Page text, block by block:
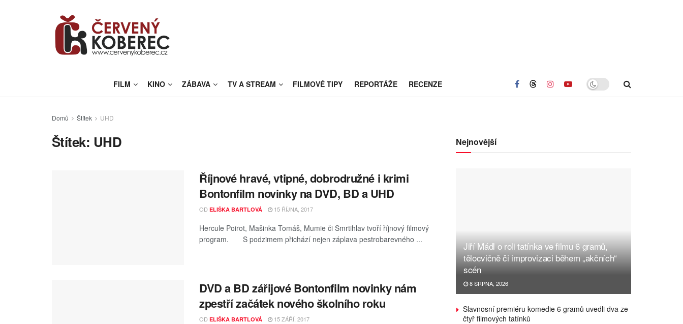
FILM KINO ZÁBAVA TV A STREAM FILMOVÉ TIPY REPORTÁŽE RECENZE
Domů Štítek UHD
Štítek: UHD
Říjnové hravé, vtipné, dobrodružné i krimi
Bontonfilm novinky na DVD, BD a UHD
OD ELIŠKA BARTLOVÁ 15 ŘÍJNA, 2017
Hercule Poirot, Mašinka Tomáš, Mumie či Smrtihlav tvoří říjnový filmový
program. S podzimem přichází nejen záplava pestrobarevného ...
DVD a BD zářijové Bontonfilm novinky nám
zpestří začátek nového školního roku
OD ELIŠKA BARTLOVÁ 15 ZÁŘÍ, 2017
Nejnovější
Jiří Mádl o roli tatínka ve filmu 6 gramů,
tělocvičně či improvizaci během „akčních“
scén
8 SRPNA, 2026
Slavnosní premiéru komedie 6 gramů uvedli dva ze
čtyř filmových tatínků